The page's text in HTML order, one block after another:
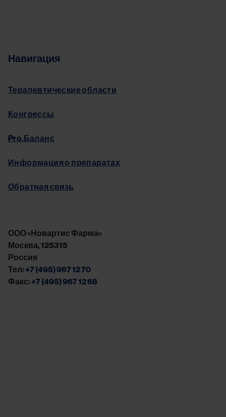
Навигация
Терапевтические области
Конгрессы
Pro.Баланс
Информация о препаратах
Обратная связь
ООО «Новартис Фарма»
Москва, 125315
Россия
Тел:+7 (495) 967 12 70
Факс:+7 (495) 967 12 68